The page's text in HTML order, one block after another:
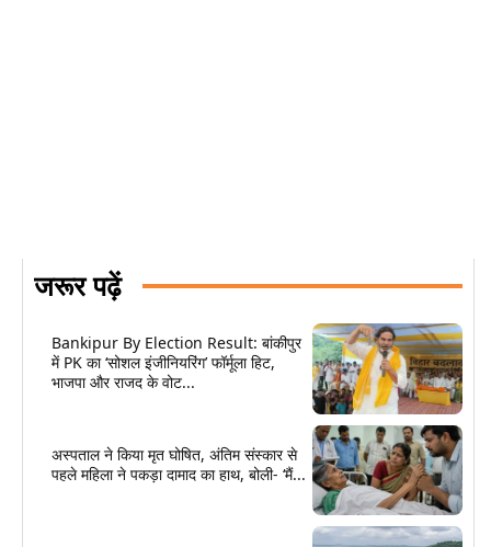
जरूर पढ़ें
Bankipur By Election Result: बांकीपुर
में PK का ‘सोशल इंजीनियरिंग’ फॉर्मूला हिट,
भाजपा और राजद के वोट...
अस्पताल ने किया मृत घोषित, अंतिम संस्कार से
पहले महिला ने पकड़ा दामाद का हाथ, बोली- ‘मैं...